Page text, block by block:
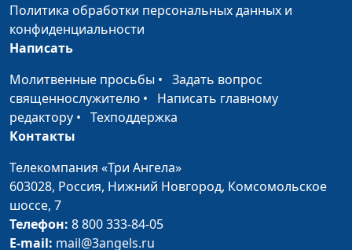
Очевидное-
неочевидное о
числе 666
Олег Габрусевич,
Александр Богданенков,
священнослужитель,
филолог, литературовед
Пасха и
современность
священнослужитель,
филолог, литературовед,
священнослужитель,
Политика обработки персональных данных и
конфиденциальности
Написать
Молитвенные просьбы • Задать вопрос
священнослужителю • Написать главному
редактору • Техподдержка
Контакты
Телекомпания «Три Ангела»
603028, Россия, Нижний Новгород, Комсомольское
шоссе, 7
Телефон: 8 800 333-84-05
E-mail: mail@3angels.ru